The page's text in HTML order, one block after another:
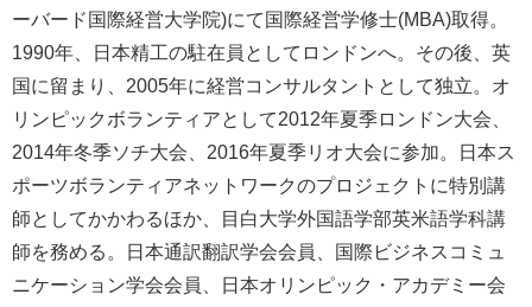
ーバード国際経営大学院)にて国際経営学修士(MBA)取得。
1990年、日本精工の駐在員としてロンドンへ。その後、英
国に留まり、2005年に経営コンサルタントとして独立。オ
リンピックボランティアとして2012年夏季ロンドン大会、
2014年冬季ソチ大会、2016年夏季リオ大会に参加。日本ス
ポーツボランティアネットワークのプロジェクトに特別講
師としてかかわるほか、目白大学外国語学部英米語学科講
師を務める。日本通訳翻訳学会会員、国際ビジネスコミュ
ニケーション学会会員、日本オリンピック・アカデミー会